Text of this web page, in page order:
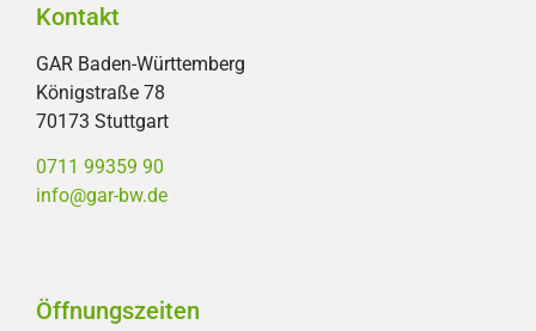
Kontakt
GAR Baden-Württemberg
Königstraße 78
70173 Stuttgart
0711 99359 90
info@gar-bw.de
Öffnungszeiten